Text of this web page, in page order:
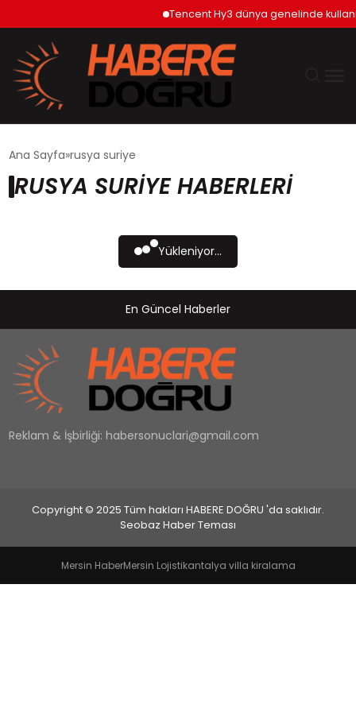
Tencent Hy3 dünya genelinde
EKONOMİ
SPOR
EĞİTİM
MAGAZİN
Ana Sayfa rusya suriye
RUSYA SURIYE HABERLERI
Yükleniyor...
En Güncel Haberler
Reklam & İşbirliği: habersonuclari@gmail.com
Copyright © 2025 Tüm hakları HABERE DOĞRU 'da saklıdır.
Seobaz Haber Teması
Mersin HaberMersin Lojistikantalya villa kiralama